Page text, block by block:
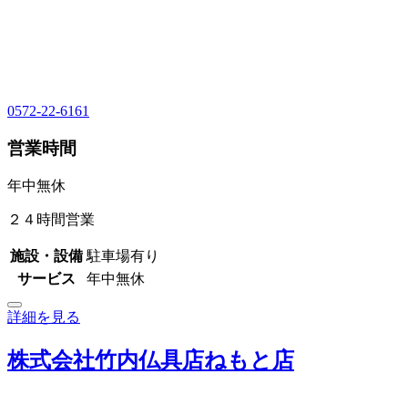
0572-22-6161
営業時間
年中無休
２４時間営業
施設・設備 駐車場有り
サービス
年中無休
詳細を見る
株式会社竹内仏具店ねもと店